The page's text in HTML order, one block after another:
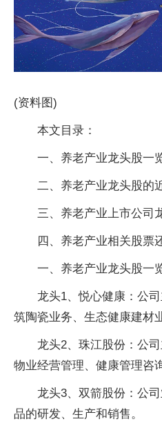
(资料图)
本文目录：
一、养老产业龙头股一
二、养老产业龙头股的
三、养老产业上市公司
四、养老产业相关股票
一、养老产业龙头股一
龙头1、悦心健康：公
筑陶瓷业务、生态健康建材
龙头2、珠江股份：公
物业经营管理、健康管理咨
龙头3、双箭股份：公
品的研发、生产和销售。